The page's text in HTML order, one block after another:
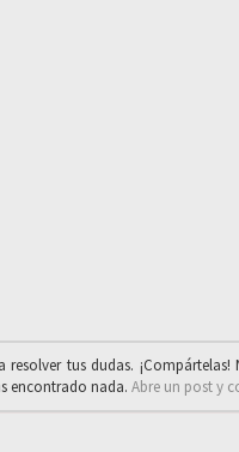
resolver tus dudas.
encontrado nada. Abre un post y